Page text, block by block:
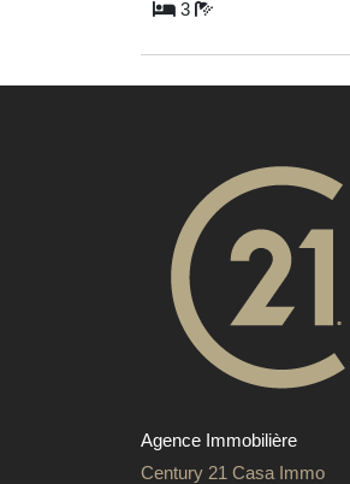
3
Agence Immobilière
Century 21 Casa Immo